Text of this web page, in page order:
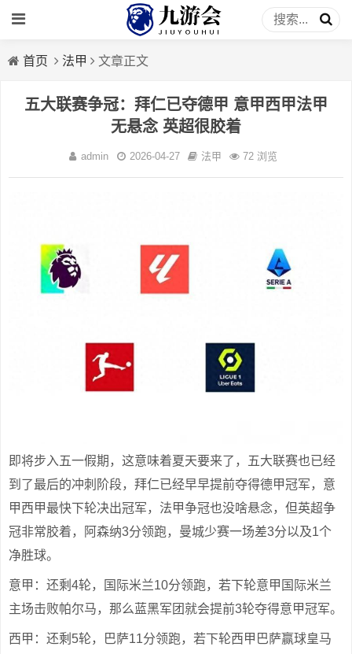
首页 法甲 文章正文
五大联赛争冠：拜仁已夺德甲 意甲西甲法甲
无悬念 英超很胶着
admin 2026-04-27 法甲 72 浏览
即将步入五一假期，这意味着夏天要来了，五大联赛也已经
到了最后的冲刺阶段，拜仁已经早早提前夺得德甲冠军，意
甲西甲最快下轮决出冠军，法甲争冠也没啥悬念，但英超争
冠非常胶着，阿森纳3分领跑，曼城少赛一场差3分以及1个
净胜球。
意甲：还剩4轮，国际米兰10分领跑，若下轮意甲国际米兰
主场击败帕尔马，那么蓝黑军团就会提前3轮夺得意甲冠军。
西甲：还剩5轮，巴萨11分领跑，若下轮西甲巴萨赢球皇马